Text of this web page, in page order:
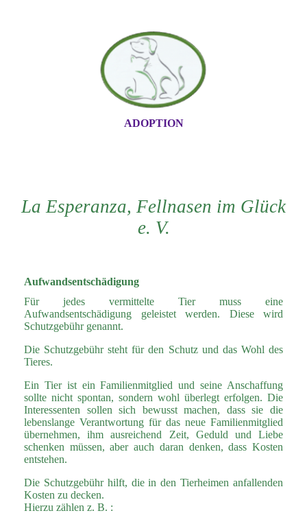
ADOPTION
La Esperanza, Fellnasen im Glück
e. V.
Aufwandsentschädigung
Für jedes vermittelte Tier muss eine
Aufwandsentschädigung geleistet werden. Diese wird
Schutzgebühr genannt.
Die Schutzgebühr steht für den Schutz und das Wohl des
Tieres.
Ein Tier ist ein Familienmitglied und seine Anschaffung
sollte nicht spontan, sondern wohl überlegt erfolgen. Die
Interessenten sollen sich bewusst machen, dass sie die
lebenslange Verantwortung für das neue Familienmitglied
übernehmen, ihm ausreichend Zeit, Geduld und Liebe
schenken müssen, aber auch daran denken, dass Kosten
entstehen.
Die Schutzgebühr hilft, die in den Tierheimen anfallenden
Kosten zu decken.
Hierzu zählen z. B. :